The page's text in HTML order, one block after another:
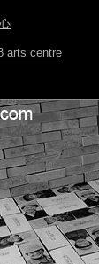
arts centre